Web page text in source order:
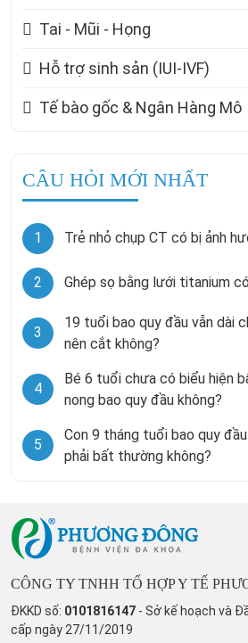
Tai - Mũi - Họng
Hỗ trợ sinh sản (IUI-IVF)
Tế bào gốc & Ngân Hàng Mô
CÂU HỎI MỚI NHẤT
1 Trẻ nhỏ chụp CT có bị ảnh
2 Ghép sọ bằng lưới titanium
3
19 tuổi bao quy đầu vẫn dài
nên cắt không?
4
Bé 6 tuổi chưa có biểu hiện
nong bao quy đầu không?
5
Con 9 tháng tuổi bao quy
phải bất thường không?
CÔNG TY TNHH TỔ HỢP Y TẾ
ĐKKD số: 0101816147 - Sở kế hoạch và
cấp ngày 27/11/2019